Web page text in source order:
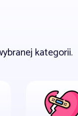
kategorii.